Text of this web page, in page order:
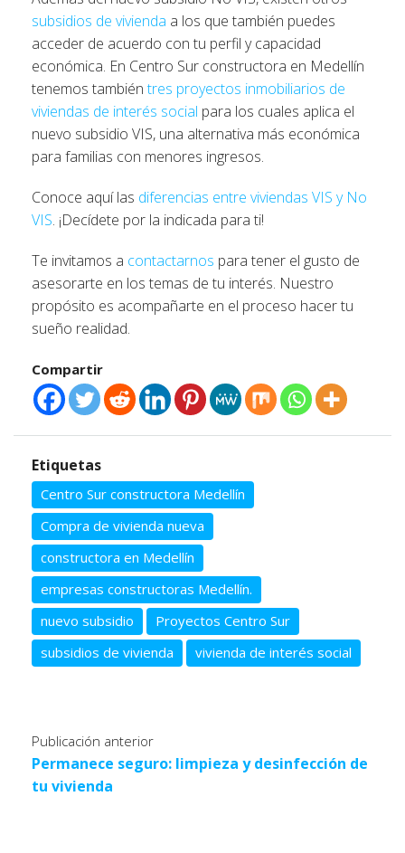
subsidios de vivienda a los que también puedes
acceder de acuerdo con tu perfil y capacidad
económica. En Centro Sur constructora en Medellín
tenemos tambiéntres proyectos inmobiliarios de
viviendas de interés social para los cuales aplica el
nuevo subsidio VIS, una alternativa más económica
para familias con menores ingresos.
Conoce aquí las diferencias entre viviendas VIS y No
VIS. ¡Decídete por la indicada para ti!
Te invitamos a contactarnos para tener el gusto de
asesorarte en los temas de tu interés. Nuestro
propósito es acompañarte en el proceso hacer tu
sueño realidad.
Compartir
Etiquetas
Centro Sur constructora Medellín
Compra de vivienda nueva
constructora en Medellín
empresas constructoras Medellín.
nuevo subsidio
Proyectos Centro Sur
subsidios de vivienda
vivienda de interés social
Publicación anterior
Permanece seguro: limpieza y desinfección de
tu vivienda